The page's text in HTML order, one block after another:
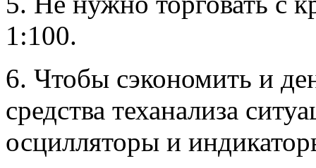
1:100.
6. Чтобы сэкономить и
средства теханализа
осцилляторы и